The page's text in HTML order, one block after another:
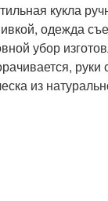
кукла
одежда
убор
из